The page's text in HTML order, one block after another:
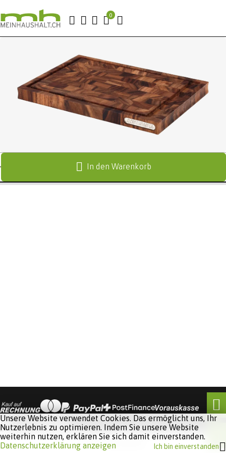
In den Warenkorb
Software:
Unsere Website verwendet Cookies. Das ermöglicht uns, Ihr
Nutzerlebnis zu optimieren. Indem Sie unsere Website
weiterhin nutzen, erklären Sie sich damit einverstanden.
Datenschutzerklärung anzeigen
Ich bin einverstanden